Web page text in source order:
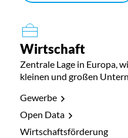
Wirtschaft
Zentrale Lage in Europa,
kleinen und großen
Gewerbe
Open Data
Wirtschaftsförderung